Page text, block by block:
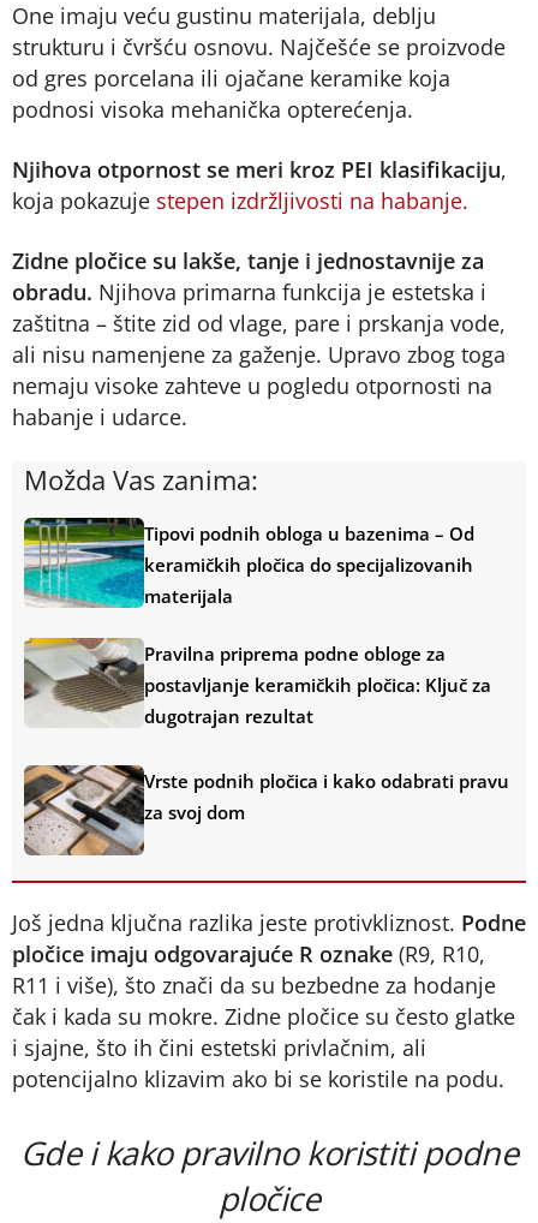
One imaju veću gustinu materijala, deblju
strukturu i čvršću osnovu. Najčešće se proizvode
od gres porcelana ili ojačane keramike koja
podnosi visoka mehanička opterećenja.
Njihova otpornost se meri kroz PEI klasifikaciju,
koja pokazuje stepen izdržljivosti na habanje.
Zidne pločice su lakše, tanje i jednostavnije za
obradu. Njihova primarna funkcija je estetska i
zaštitna – štite zid od vlage, pare i prskanja vode,
ali nisu namenjene za gaženje. Upravo zbog toga
nemaju visoke zahteve u pogledu otpornosti na
habanje i udarce.
Možda Vas zanima:
Tipovi podnih obloga u bazenima – Od
keramičkih pločica do specijalizovanih
materijala
Pravilna priprema podne obloge za
postavljanje keramičkih pločica: Ključ za
dugotrajan rezultat
Vrste podnih pločica i kako odabrati pravu
za svoj dom
Još jedna ključna razlika jeste protivkliznost. Podne
pločice imaju odgovarajuće R oznake (R9, R10,
R11 i više), što znači da su bezbedne za hodanje
čak i kada su mokre. Zidne pločice su često glatke
i sjajne, što ih čini estetski privlačnim, ali
potencijalno klizavim ako bi se koristile na podu.
Gde i kako pravilno koristiti podne
pločice